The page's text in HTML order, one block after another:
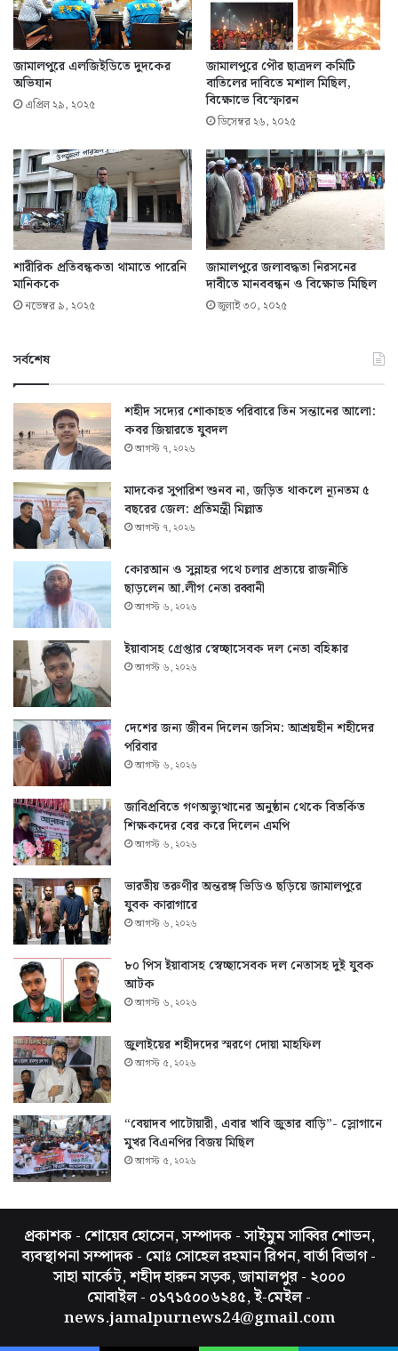
জামালপুরে এলজিইডিতে দুদকের
অভিযান
এপ্রিল ২৯, ২০২৫
জামালপুরে পৌর ছাত্রদল কমিটি
বাতিলের দাবিতে মশাল মিছিল,
বিক্ষোভে বিস্ফোরন
ডিসেম্বর ২৬, ২০২৫
শারীরিক প্রতিবন্ধকতা থামাতে পারেনি
মানিককে
নভেম্বর ৯, ২০২৫
জামালপুরে জলাবদ্ধতা নিরসনের
দাবীতে মানববন্ধন ও বিক্ষোভ মিছিল
জুলাই ৩০, ২০২৫
সর্বশেষ
শহীদ সদ্যের শোকাহত পরিবারে তিন সন্তানের আলো:
কবর জিয়ারতে যুবদল
আগস্ট ৭, ২০২৬
মাদকের সুপারিশ শুনব না, জড়িত থাকলে ন্যূনতম ৫
বছরের জেল: প্রতিমন্ত্রী মিল্লাত
আগস্ট ৭, ২০২৬
কোরআন ও সুন্নাহর পথে চলার প্রত্যয়ে রাজনীতি
ছাড়লেন আ.লীগ নেতা রব্বানী
আগস্ট ৬, ২০২৬
ইয়াবাসহ গ্রেপ্তার স্বেচ্ছাসেবক দল নেতা বহিষ্কার
আগস্ট ৬, ২০২৬
দেশের জন্য জীবন দিলেন জসিম: আশ্রয়হীন শহীদের
পরিবার
আগস্ট ৬, ২০২৬
জাবিপ্রবিতে গণঅভ্যুত্থানের অনুষ্ঠান থেকে বিতর্কিত
শিক্ষকদের বের করে দিলেন এমপি
আগস্ট ৬, ২০২৬
ভারতীয় তরুণীর অন্তরঙ্গ ভিডিও ছড়িয়ে জামালপুরে
যুবক কারাগারে
আগস্ট ৬, ২০২৬
৮০ পিস ইয়াবাসহ স্বেচ্ছাসেবক দল নেতাসহ দুই যুবক
আটক
আগস্ট ৬, ২০২৬
জুলাইয়ের শহীদদের স্মরণে দোয়া মাহফিল
আগস্ট ৫, ২০২৬
“বেয়াদব পাটোয়ারী, এবার খাবি জুতার বাড়ি”- স্লোগানে
মুখর বিএনপির বিজয় মিছিল
আগস্ট ৫, ২০২৬
প্রকাশক - শোয়েব হোসেন, সম্পাদক - সাইমুম সাব্বির শোভন,
ব্যবস্থাপনা সম্পাদক - মোঃ সোহেল রহমান রিপন, বার্তা বিভাগ -
সাহা মার্কেট, শহীদ হারুন সড়ক, জামালপুর - ২০০০
মোবাইল - ০১৭১৫০০৬২৪৫, ই-মেইল -
news.jamalpurnews24@gmail.com